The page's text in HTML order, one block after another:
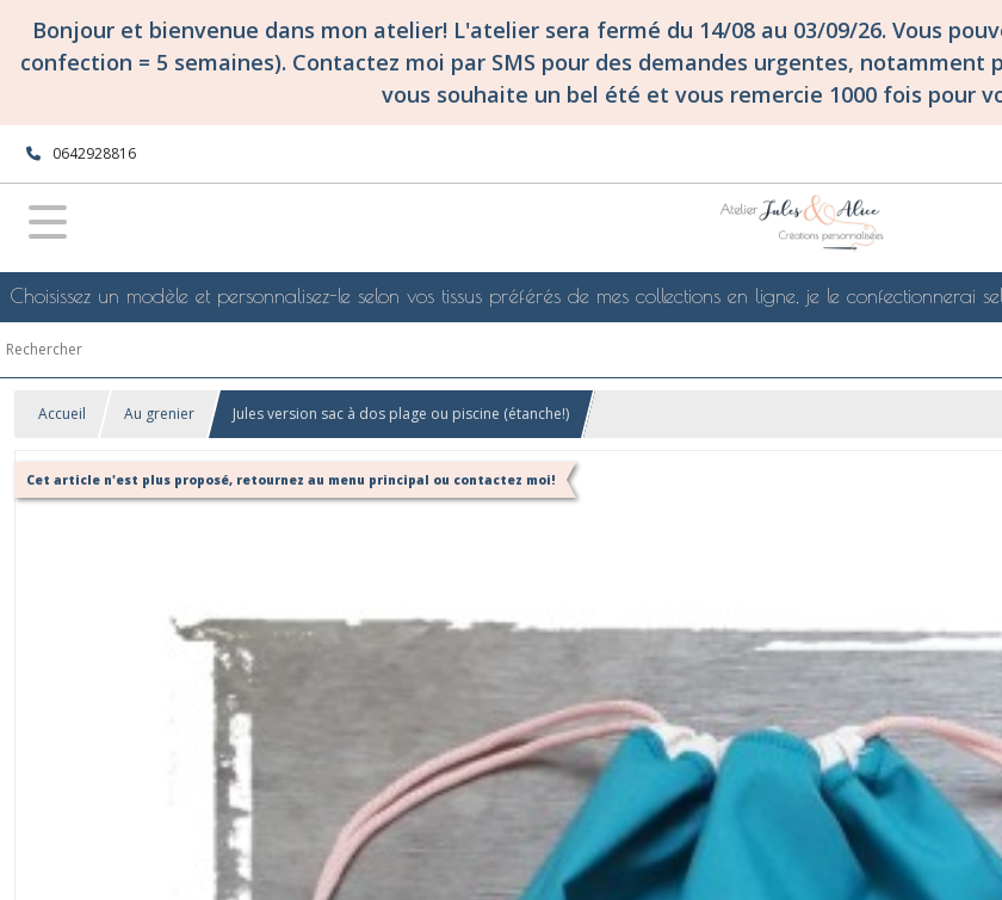
Bonjour et bienvenue dans mon atelier! L'atelier sera fermé du 14/08 au 03/09/26. Vous
confection = 5 semaines). Contactez moi par SMS pour des demandes urgentes,
vous souhaite un bel été et vous remercie 1000 fois pour
0642928816
Choisissez un modèle et personnalisez-le selon vos tissus préférés de mes collections en ligne, je le confectionnerai
Accueil Au grenier Jules version sac à dos plage ou piscine (étanche!)
Cet article n'est plus proposé, retournez au menu principal ou contactez moi!